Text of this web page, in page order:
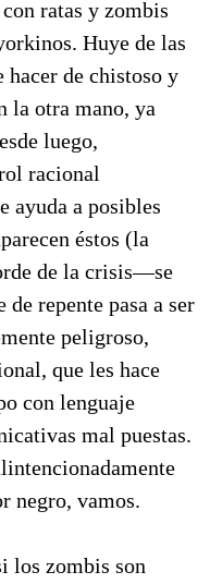
ratas y zombis
Huye de las
hacer de chistoso y
la otra mano, ya
luego,
racional
ayuda a posibles
éstos (la
de la crisis—se
repente pasa a ser
peligroso,
que les hace
con lenguaje
mal puestas.
negro, vamos.
los zombis son